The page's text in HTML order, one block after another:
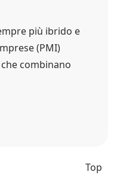
più ibrido e
(PMI)
combinano
Top